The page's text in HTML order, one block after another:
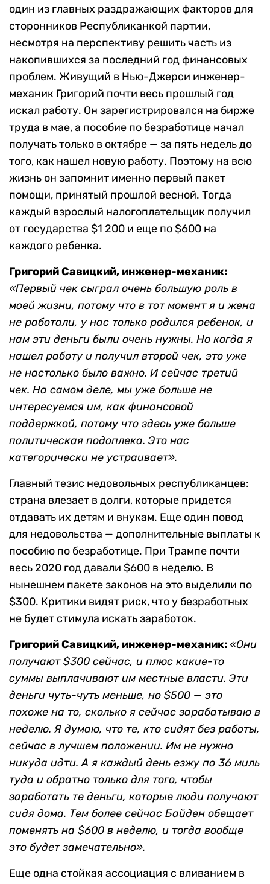
один из главных раздражающих факторов для
сторонников Республиканкой партии,
несмотря на перспективу решить часть из
накопившихся за последний год финансовых
проблем. Живущий в Нью-Джерси инженер-
механик Григорий почти весь прошлый год
искал работу. Он зарегистрировался на бирже
труда в мае, а пособие по безработице начал
получать только в октябре — за пять недель до
того, как нашел новую работу. Поэтому на всю
жизнь он запомнит именно первый пакет
помощи, принятый прошлой весной. Тогда
каждый взрослый налогоплательщик получил
от государства $1 200 и еще по $600 на
каждого ребенка.
Григорий Савицкий, инженер-механик:
«Первый чек сыграл очень большую роль в
моей жизни, потому что в тот момент я и жена
не работали, у нас только родился ребенок, и
нам эти деньги были очень нужны. Но когда я
нашел работу и получил второй чек, это уже
не настолько было важно. И сейчас третий
чек. На самом деле, мы уже больше не
интересуемся им, как финансовой
поддержкой, потому что здесь уже больше
политическая подоплека. Это нас
категорически не устраивает».
Главный тезис недовольных республиканцев:
страна влезает в долги, которые придется
отдавать их детям и внукам. Еще один повод
для недовольства — дополнительные выплаты к
пособию по безработице. При Трампе почти
весь 2020 год давали $600 в неделю. В
нынешнем пакете законов на это выделили по
$300. Критики видят риск, что у безработных
не будет стимула искать заработок.
Григорий Савицкий, инженер-механик: «Они
получают $300 сейчас, и плюс какие-то
суммы выплачивают им местные власти. Эти
деньги чуть-чуть меньше, но $500 — это
похоже на то, сколько я сейчас зарабатываю в
неделю. Я думаю, что те, кто сидят без работы,
сейчас в лучшем положении. Им не нужно
никуда идти. А я каждый день езжу по 36 миль
туда и обратно только для того, чтобы
заработать те деньги, которые люди получают
сидя дома. Тем более сейчас Байден обещает
поменять на $600 в неделю, и тогда вообще
это будет замечательно».
Еще одна стойкая ассоциация с вливанием в